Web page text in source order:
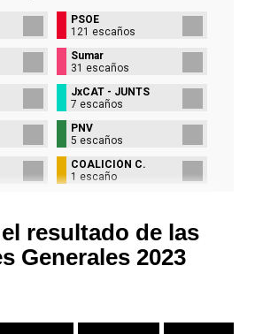
PSOE
121 escaños
Sumar
31 escaños
JxCAT - JUNTS
7 escaños
PNV
5 escaños
COALICIÓN C.
1 escaño
resultado de las
Generales 2023